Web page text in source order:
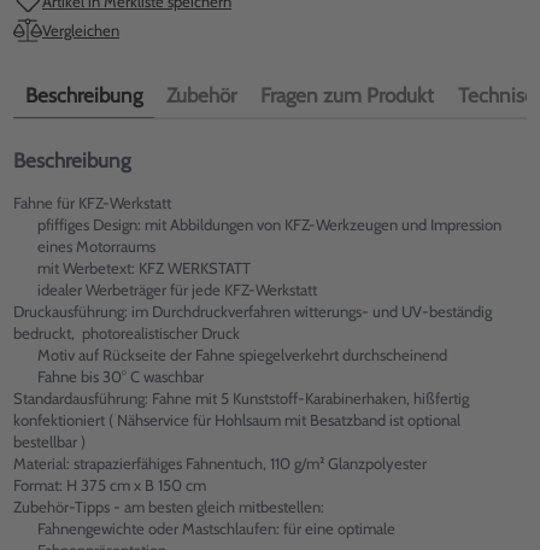
Vergleichen
Beschreibung Zubehör Fragen zum Produkt
Beschreibung
Fahne für KFZ-Werkstatt
pfiffiges Design: mit Abbildungen von KFZ-Werkzeugen und Impression
eines Motorraums
mit Werbetext: KFZ WERKSTATT
idealer Werbeträger für jede KFZ-Werkstatt
Druckausführung: im Durchdruckverfahren witterungs- und UV-beständig
bedruckt, photorealistischer Druck
Motiv auf Rückseite der Fahne spiegelverkehrt durchscheinend
Fahne bis 30° C waschbar
Standardausführung: Fahne mit 5 Kunststoff-Karabinerhaken, hißfertig
konfektioniert ( Nähservice für Hohlsaum mit Besatzband ist optional
bestellbar )
Material: strapazierfähiges Fahnentuch, 110 g/m² Glanzpolyester
Format: H 375 cm x B 150 cm
Zubehör-Tipps - am besten gleich mitbestellen:
Fahnengewichte oder Mastschlaufen: für eine optimale